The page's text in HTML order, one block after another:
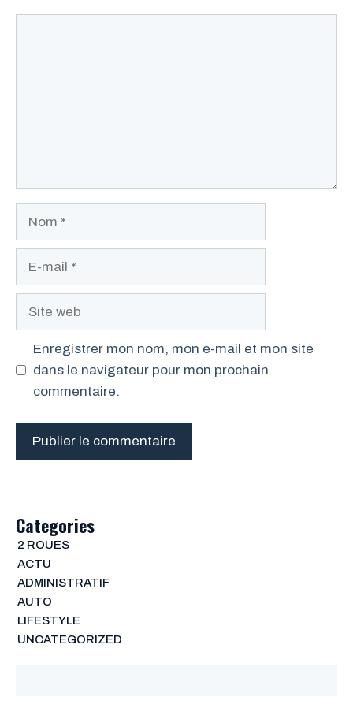
Site
Enregistrer mon nom, mon e-mail et mon site
dans le navigateur pour mon prochain
commentaire.
Categories
2 ROUES
ACTU
ADMINISTRATIF
AUTO
LIFESTYLE
UNCATEGORIZED